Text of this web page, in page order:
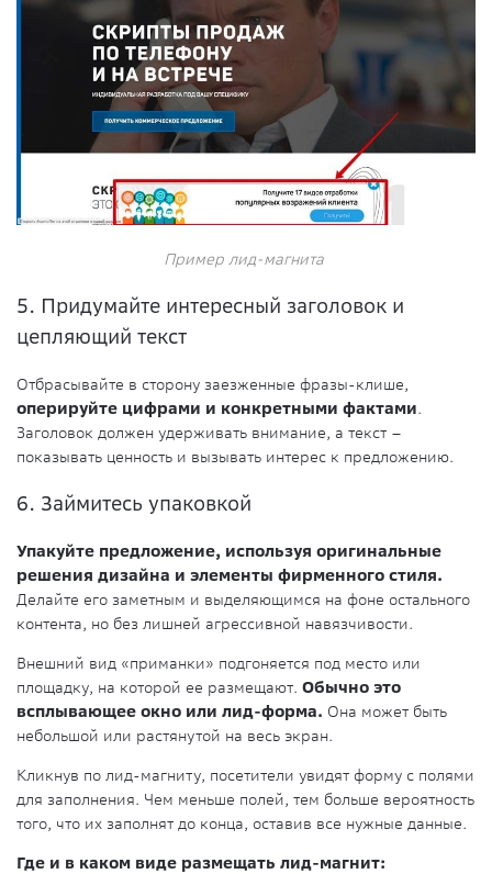
Пример лид-магнита
5. Придумайте интересный заголовок и
цепляющий текст
Отбрасывайте в сторону заезженные фразы-клише,
оперируйте цифрами и конкретными фактами.
Заголовок должен удерживать внимание, а текст –
показывать ценность и вызывать интерес к предложению.
6. Займитесь упаковкой
Упакуйте предложение, используя оригинальные
решения дизайна и элементы фирменного стиля.
Делайте его заметным и выделяющимся на фоне остального
контента, но без лишней агрессивной навязчивости.
Внешний вид «приманки» подгоняется под место или
площадку, на которой ее размещают. Обычно это
всплывающее окно или лид-форма. Она может быть
небольшой или растянутой на весь экран.
Кликнув по лид-магниту, посетители увидят форму с полями
для заполнения. Чем меньше полей, тем больше вероятность
того, что их заполнят до конца, оставив все нужные данные.
Где и в каком виде размещать лид-магнит: